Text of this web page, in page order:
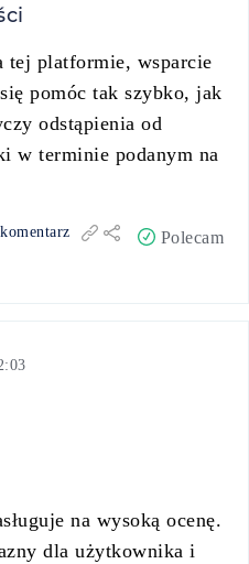
tej platformie, wsparcie
pomóc tak szybko, jak
odstąpienia od
w terminie podanym na
Polecam
na wysoką ocenę.
dla użytkownika i